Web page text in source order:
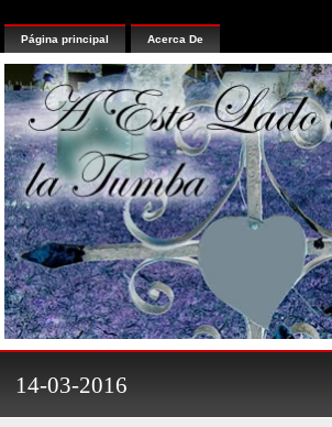
Página principal Acerca De
14-03-2016